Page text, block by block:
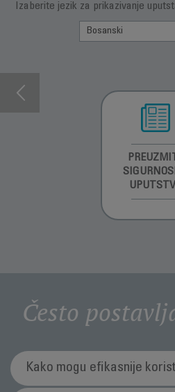
Izaberite jezik za prikazivanje
Često
Kako mogu efikasnije